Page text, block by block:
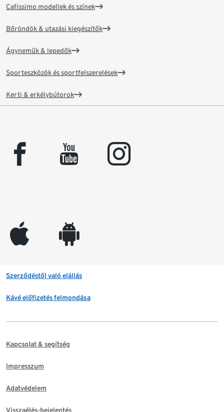
Cafissimo modellek és színek
Bőröndök & utazási kiegészítők
Ágyneműk & lepedők
Sporteszközök és sportfelszerelések
Kerti & erkélybútorok
facebook youtube instagram
appleinc android
Szerződéstől való elállás
Kávé előfizetés felmondása
Kapcsolat & segítség
Impresszum
Adatvédelem
Visszaélés-bejelentés